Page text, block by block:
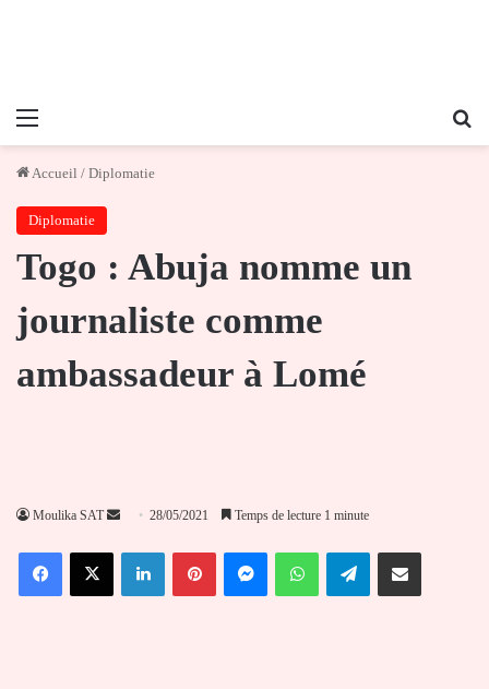
Menu
Accueil / Diplomatie
Diplomatie
Togo : Abuja nomme un
journaliste comme
ambassadeur à Lomé
Moulika SAT
Envoyer
courriel
28/05/2021 Temps de lecture 1 minute
FacebookX LinkedinPinterestMessengerWhatsAppTelegramPartager par email